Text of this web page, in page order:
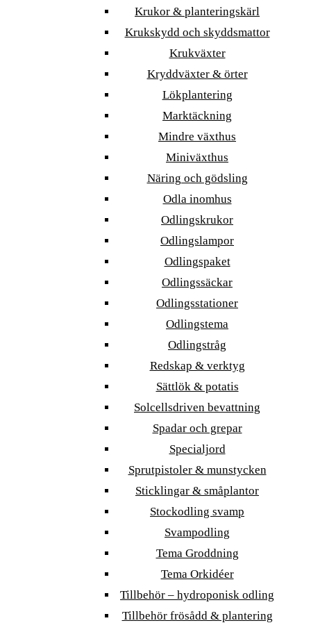
Krukor & planteringskärl
Krukskydd och skyddsmattor
Krukväxter
Kryddväxter & örter
Lökplantering
Marktäckning
Mindre växthus
Miniväxthus
Näring och gödsling
Odla inomhus
Odlingskrukor
Odlingslampor
Odlingspaket
Odlingssäckar
Odlingsstationer
Odlingstema
Odlingstråg
Redskap & verktyg
Sättlök & potatis
Solcellsdriven bevattning
Spadar och grepar
Specialjord
Sprutpistoler & munstycken
Sticklingar & småplantor
Stockodling svamp
Svampodling
Tema Groddning
Tema Orkidéer
Tillbehör – hydroponisk odling
Tillbehör frösådd & plantering